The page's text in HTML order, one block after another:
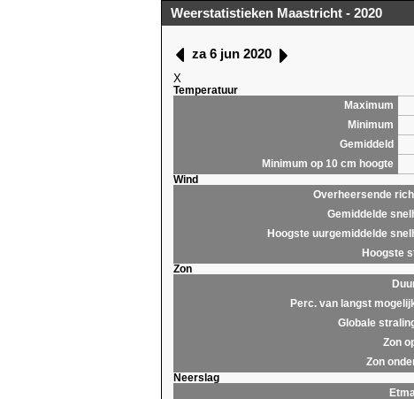
Weerstatistieken Maastricht - 2020
za 6 jun 2020
X
Temperatuur
Maximum
Minimum
Gemiddeld
Minimum op 10 cm hoogte
Wind
Overheersende
Gemiddelde
Hoogste uurgemiddelde
Hoogste
Zon
Perc. van langst
Globale
Zon
Zon
Neerslag